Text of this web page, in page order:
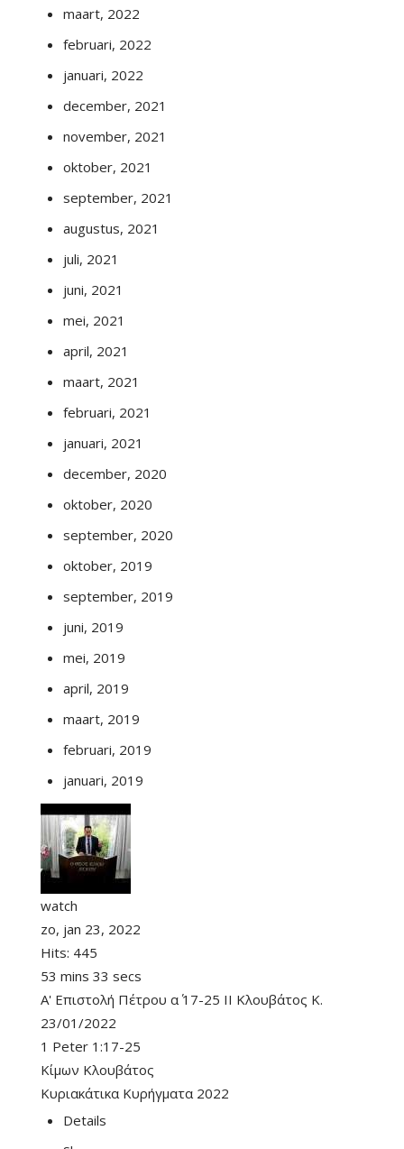
maart, 2022
februari, 2022
januari, 2022
december, 2021
november, 2021
oktober, 2021
september, 2021
augustus, 2021
juli, 2021
juni, 2021
mei, 2021
april, 2021
maart, 2021
februari, 2021
januari, 2021
december, 2020
oktober, 2020
september, 2020
oktober, 2019
september, 2019
juni, 2019
mei, 2019
april, 2019
maart, 2019
februari, 2019
januari, 2019
watch
zo, jan 23, 2022
Hits: 445
53 mins 33 secs
Α' Επιστολή Πέτρου α΄ 17-25 II Κλουβάτος Κ.
23/01/2022
1 Peter 1:17-25
Κίμων Κλουβάτος
Κυριακάτικα Κυρήγματα 2022
Details